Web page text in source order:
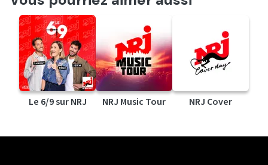
Le 6/9 sur NRJ NRJ Music Tour NRJ Cover